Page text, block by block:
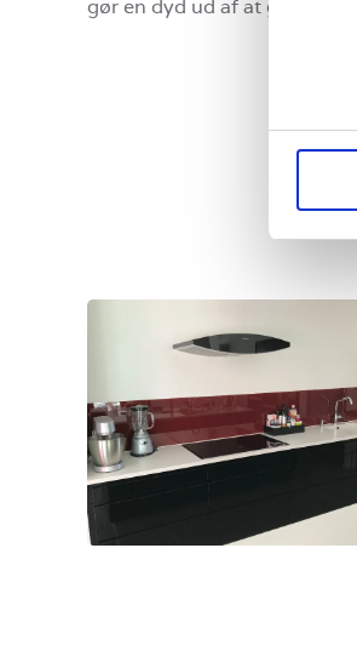
gør en dyd ud af at gøre det